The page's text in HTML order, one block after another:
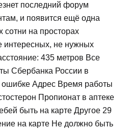
последний форум
и появится ещё одна
сотни на просторах
интересных, не нужных
435 метров Все
Сбербанка России в
Адрес Время работы
Пропионат в аптеке
быть на карте Другое 29
на карте Не должно быть